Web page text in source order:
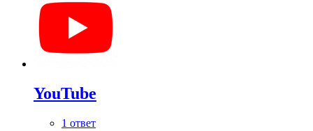
YouTube
1 ответ